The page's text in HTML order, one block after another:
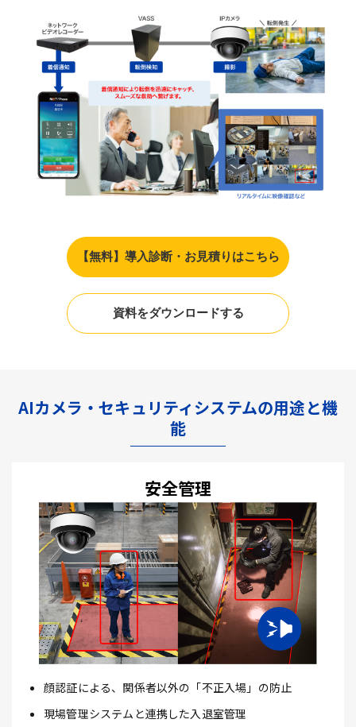
【無料】導入診断・お見積りはこちら
資料をダウンロードする
AIカメラ・セキュリティシステムの用途と機
能
安全管理
顔認証による、関係者以外の「不正入場」の防止
現場管理システムと連携した入退室管理